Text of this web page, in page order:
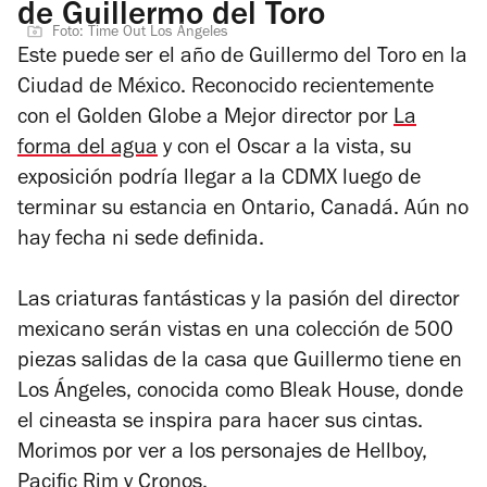
de Guillermo del Toro
Foto: Time Out Los Ángeles
Este puede ser el año de Guillermo del Toro en la
Ciudad de México. Reconocido recientemente
con el Golden Globe a Mejor director por La
forma del agua y con el Oscar a la vista, su
exposición podría llegar a la CDMX luego de
terminar su estancia en Ontario, Canadá. Aún no
hay fecha ni sede definida.
Las criaturas fantásticas y la pasión del director
mexicano serán vistas en una colección de 500
piezas salidas de la casa que Guillermo tiene en
Los Ángeles, conocida como Bleak House, donde
el cineasta se inspira para hacer sus cintas.
Morimos por ver a los personajes de Hellboy,